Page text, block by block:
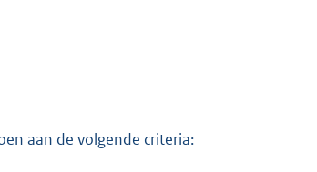
aan de volgende criteria: